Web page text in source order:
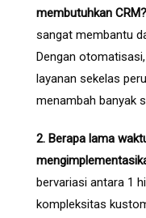
membutuhkan CRM?
sangat membantu
Dengan
layanan sekelas
menambah banyak
2. Berapa lama
bervariasi antara 1
kompleksitas